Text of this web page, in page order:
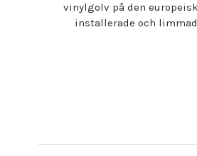
vinylgolv på den
installerade och